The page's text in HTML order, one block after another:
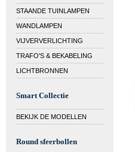
STAANDE TUINLAMPEN
WANDLAMPEN
VIJVERVERLICHTING
TRAFO'S & BEKABELING
LICHTBRONNEN
Smart Collectie
BEKIJK DE MODELLEN
Round sfeerbollen